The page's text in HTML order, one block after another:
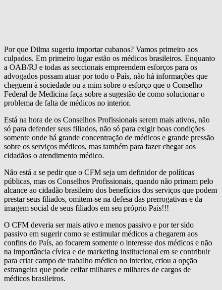
Por que Dilma sugeriu importar cubanos? Vamos primeiro aos
culpados. Em primeiro lugar estão os médicos brasileiros. Enquanto
a OAB/RJ e todas as seccionais empreendem esforços para os
advogados possam atuar por todo o País, não há informações que
cheguem à sociedade ou a mim sobre o esforço que o Conselho
Federal de Medicina faça sobre a sugestão de como solucionar o
problema de falta de médicos no interior.
Está na hora de os Conselhos Profissionais serem mais ativos, não
só para defender seus filiados, não só para exigir boas condições
somente onde há grande concentração de médicos e grande pressão
sobre os serviços médicos, mas também para fazer chegar aos
cidadãos o atendimento médico.
Não está a se pedir que o CFM seja um definidor de políticas
públicas, mas os Conselhos Profissionais, quando não primam pelo
alcance ao cidadão brasileiro dos benefícios dos serviços que podem
prestar seus filiados, omitem-se na defesa das prerrogativas e da
imagem social de seus filiados em seu próprio País!!!
O CFM deveria ser mais ativo e menos passivo e por ter sido
passivo em sugerir como se estimular médicos a chegarem aos
confins do País, ao focarem somente o interesse dos médicos e não
na importância cívica e de marketing institucional em se contribuir
para criar campo de trabalho médico no interior, criou a opção
estrangeira que pode ceifar milhares e milhares de cargos de
médicos brasileiros.